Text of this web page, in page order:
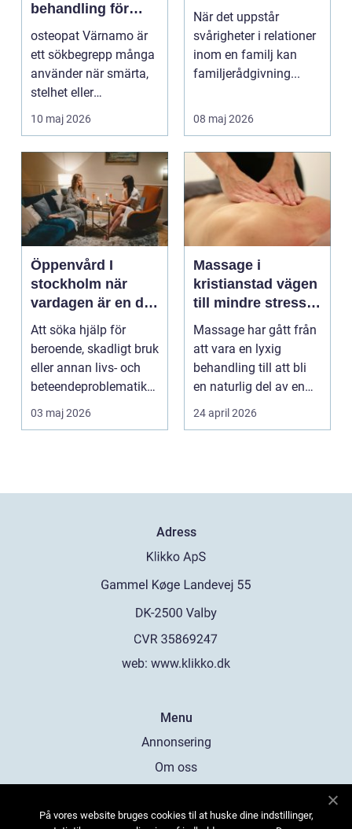
behandling för
minskad smärta
och Ökad rörlighet
osteopat Värnamo är
ett sökbegrepp många
använder när smärta,
stelhet eller
återkommande värk
börjar...
10 maj 2026
När det uppstår
svårigheter i relationer
inom en familj kan
familjerådgivning...
08 maj 2026
Öppenvård I
stockholm när
vardagen är en del
av behandlingen
Att söka hjälp för
beroende, skadligt bruk
eller annan livs- och
beteendeproblematik
är ett stort st...
03 maj 2026
Massage i
kristianstad vägen
till mindre stress
och mer energi i
vardagen
Massage har gått från
att vara en lyxig
behandling till att bli
en naturlig del av en
hållbar livsst...
24 april 2026
Adress
web: www.klikko.dk
Menu
Annonsering
Om oss
Kontakta oss
På vores website bruges cookies til at huske dine indstillinger,